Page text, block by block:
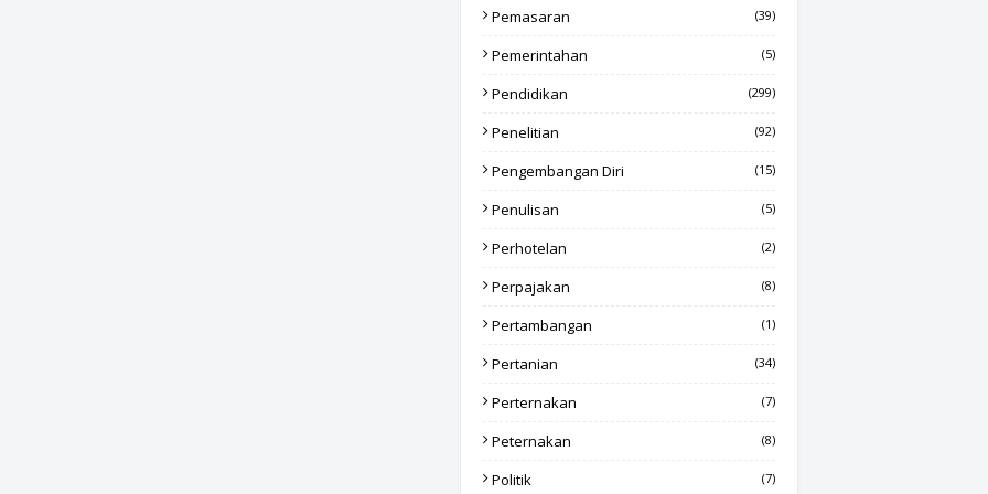
Pemasaran (39)
Pemerintahan (5)
Pendidikan (299)
Penelitian (92)
Pengembangan Diri (15)
Penulisan (5)
Perhotelan (2)
Perpajakan (8)
Pertambangan (1)
Pertanian (34)
Perternakan (7)
Peternakan (8)
Politik (7)